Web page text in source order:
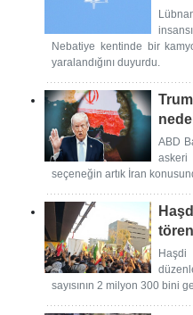
Nebatiye kentinde bir
yaralandığını duyurdu.
ABD
askeri
seçeneğin artık İran
sayısının 2 milyon 300 bini